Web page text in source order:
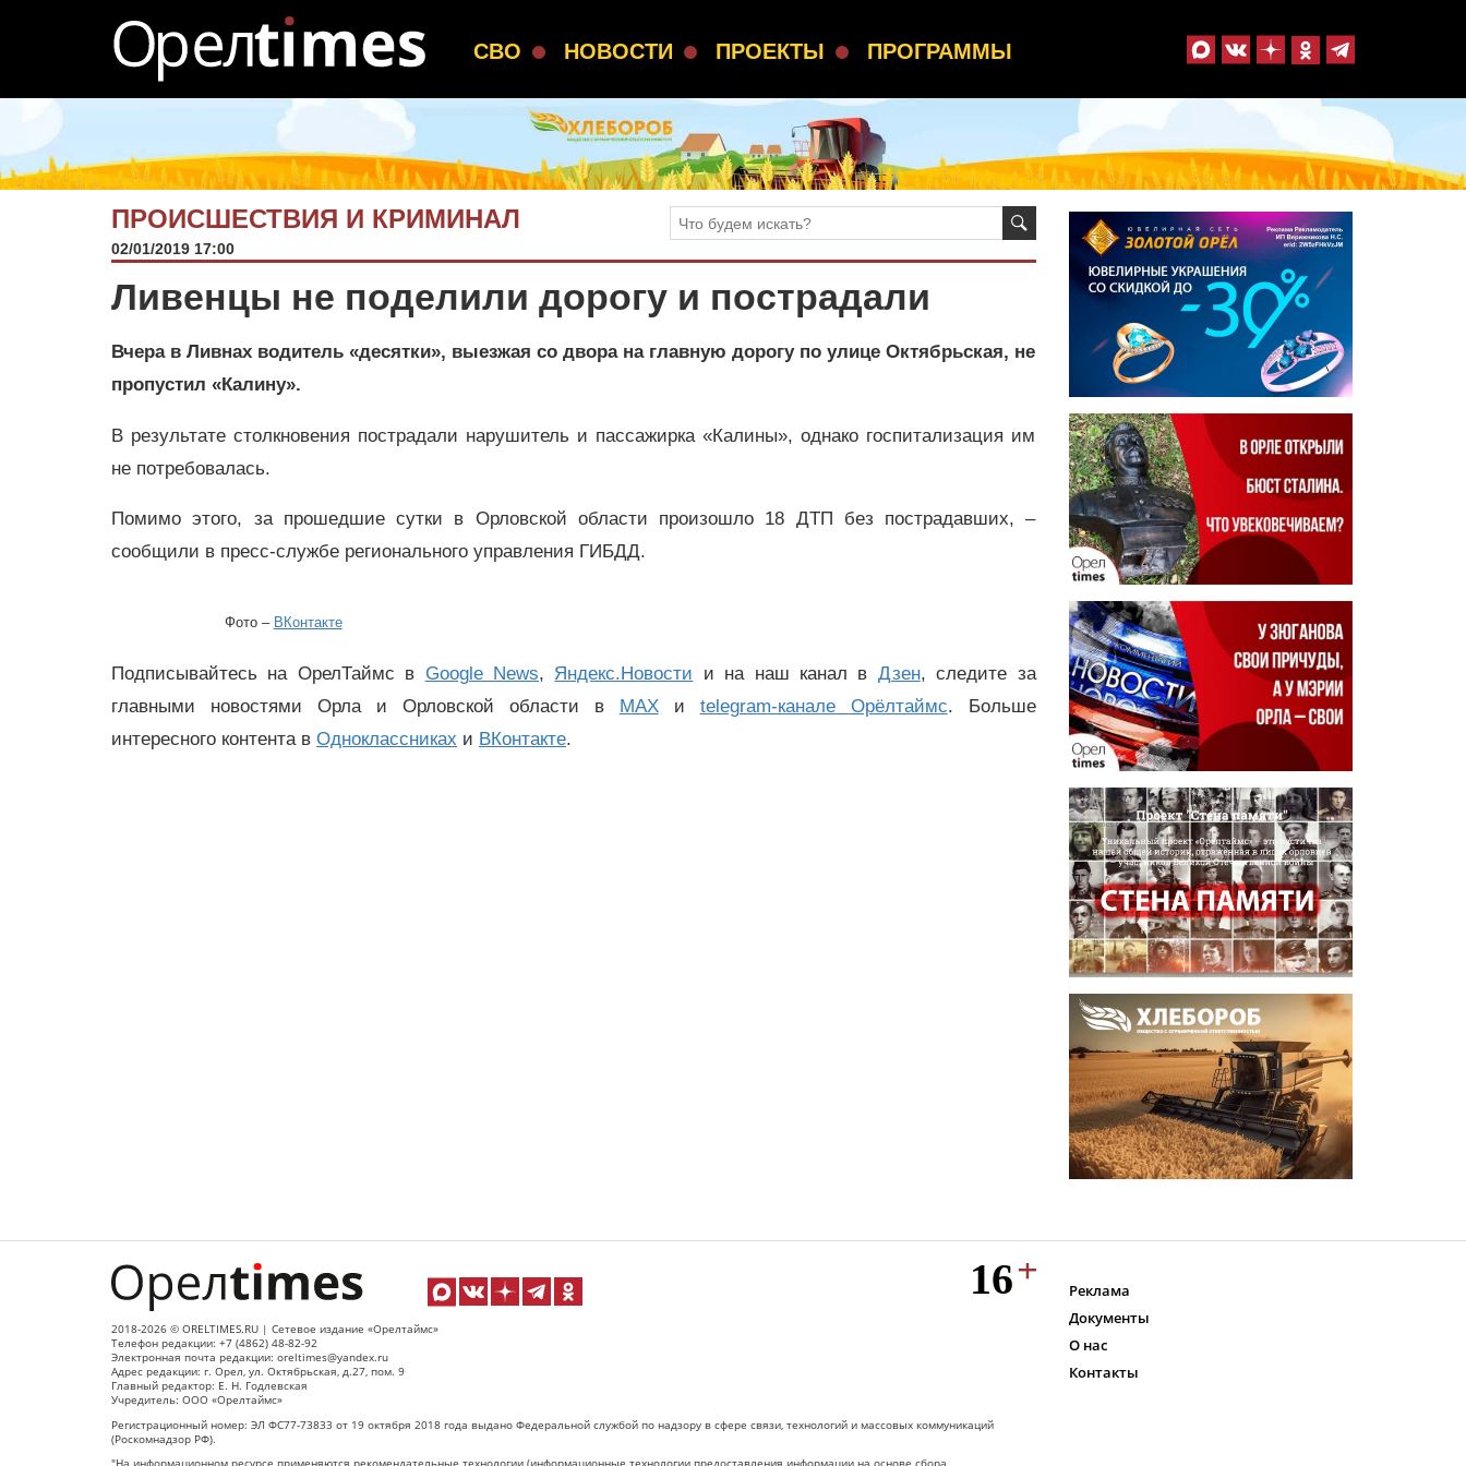
СВО НОВОСТИ ПРОЕКТЫ ПРОГРАММЫ
ПРОИСШЕСТВИЯ И КРИМИНАЛ
02/01/2019 17:00
Ливенцы не поделили дорогу и пострадали
Вчера в Ливнах водитель «десятки», выезжая со двора на главную дорогу по улице Октябрьская, не
пропустил «Калину».
В результате столкновения пострадали нарушитель и пассажирка «Калины», однако госпитализация им
не потребовалась.
Помимо этого, за прошедшие сутки в Орловской области произошло 18 ДТП без пострадавших, –
сообщили в пресс-службе регионального управления ГИБДД.
Фото – ВКонтакте
Подписывайтесь на ОрелТаймс в Google News, Яндекс.Новости и на наш канал в Дзен, следите за
главными новостями Орла и Орловской области в MAXи telegram-канале Орёлтаймс. Больше
интересного контента в Одноклассниках и ВКонтакте.
2018-2026 © ORELTIMES.RU | Сетевое издание «Орелтаймс»
Телефон редакции: +7 (4862) 48-82-92
Электронная почта редакции: oreltimes@yandex.ru
Адрес редакции: г. Орел, ул. Октябрьская, д.27, пом. 9
Главный редактор: Е. Н. Годлевская
Учредитель: ООО «Орелтаймс»
Регистрационный номер: ЭЛ ФС77-73833 от 19 октября 2018 года выдано Федеральной службой по надзору в сфере связи, технологий и массовых коммуникаций
(Роскомнадзор РФ).
Реклама
Документы
О нас
Контакты